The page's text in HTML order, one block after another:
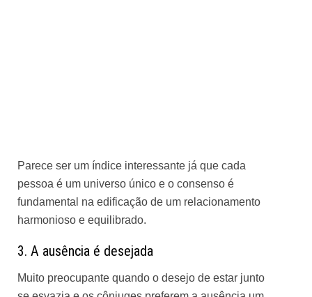
Parece ser um índice interessante já que cada
pessoa é um universo único e o consenso é
fundamental na edificação de um relacionamento
harmonioso e equilibrado.
3. A ausência é desejada
Muito preocupante quando o desejo de estar junto